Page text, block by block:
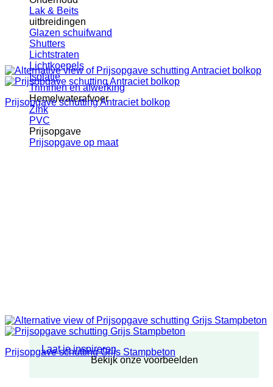
Lak & Beits
uitbreidingen
Glazen schuifwand
Shutters
Lichtstraten
Lichtkoepels
Isolatie
Trimmen en afwerking
Hemelwaterafvoer
Zink
PVC
Prijsopgave
Prijsopgave op maat
Laat je inspireren
Bekijk onze voorbeelden
Prijsopgave schutting Antraciet bolkop
Prijsopgave schutting Grijs Stampbeton